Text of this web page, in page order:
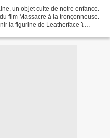
un objet culte de notre enfance.
film Massacre à la tronçonneuse.
la figurine de Leatherface ⤵